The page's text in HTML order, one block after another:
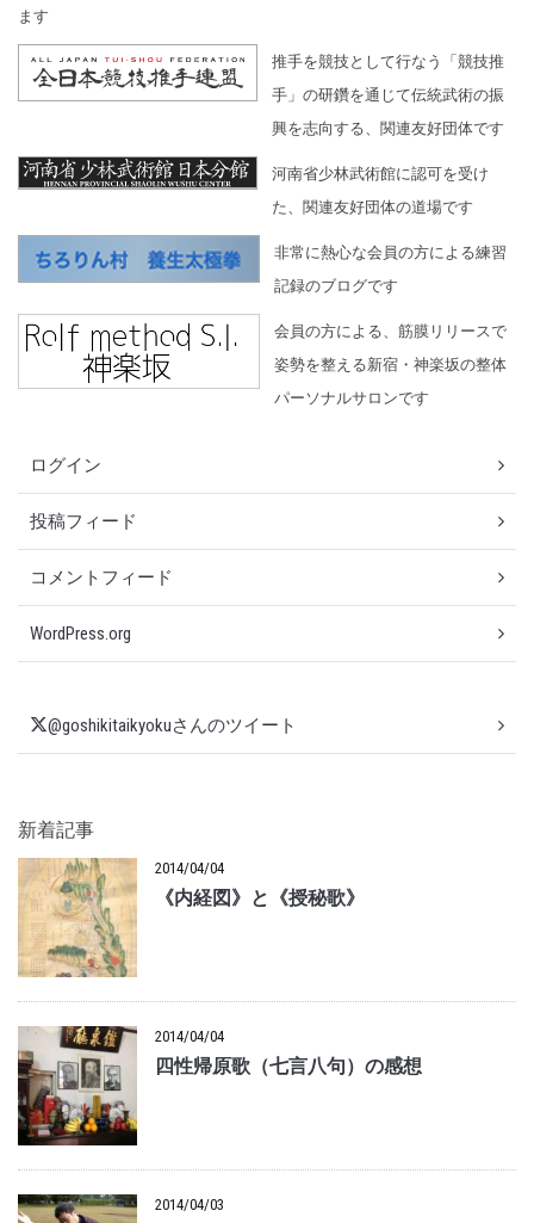
ます
推手を競技として行なう「競技推
手」の研鑽を通じて伝統武術の振
興を志向する、関連友好団体です
河南省少林武術館に認可を受け
た、関連友好団体の道場です
非常に熱心な会員の方による練習
記録のブログです
会員の方による、筋膜リリースで
姿勢を整える新宿・神楽坂の整体
パーソナルサロンです
ログイン
投稿フィード
コメントフィード
WordPress.org
@goshikitaikyokuさんのツイート
新着記事
2014/04/04
《内経図》と《授秘歌》
2014/04/04
四性帰原歌（七言八句）の感想
2014/04/03